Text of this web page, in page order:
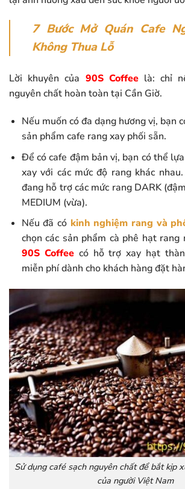
7 Bước Mở Quán Cafe
Không Thua Lỗ
Lời khuyên của 90S Coffeelà: chỉ
nguyên chất hoàn toàn tại Cần Giờ.
Nếu muốn có đa dạng hương vị, bạn
sản phẩm cafe rang xay phối sẵn.
Để có cafe đậm bản vị, bạn có thể
xay với các mức độ rang khác
đang hỗ trợ các mức rang DARK
MEDIUM (vừa).
Nếu đã có kinh nghiệm rang và
chọn các sản phẩm cà phê hạt rang
90S Coffeecó hỗ trợ xay hạt
miễn phí dành cho khách hàng đặt
Sử dụng café sạch nguyên chất để bắt kịp
của người Việt Nam